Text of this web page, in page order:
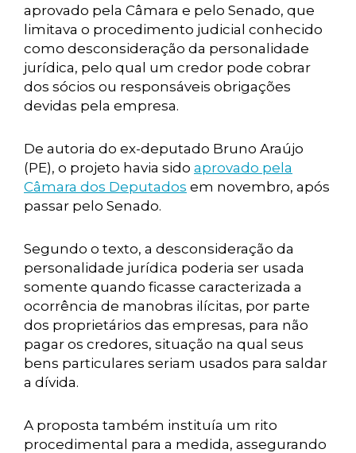
aprovado pela Câmara e pelo Senado, que
limitava o procedimento judicial conhecido
como desconsideração da personalidade
jurídica, pelo qual um credor pode cobrar
dos sócios ou responsáveis obrigações
devidas pela empresa.
De autoria do ex-deputado Bruno Araújo
(PE), o projeto havia sido aprovado pela
Câmara dos Deputados em novembro, após
passar pelo Senado.
Segundo o texto, a desconsideração da
personalidade jurídica poderia ser usada
somente quando ficasse caracterizada a
ocorrência de manobras ilícitas, por parte
dos proprietários das empresas, para não
pagar os credores, situação na qual seus
bens particulares seriam usados para saldar
a dívida.
A proposta também instituía um rito
procedimental para a medida, assegurando